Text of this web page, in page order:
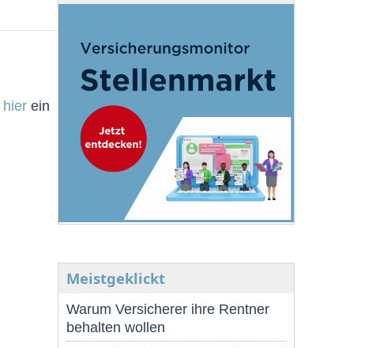
hier ein
Meistgeklickt
Warum Versicherer ihre Rentner
behalten wollen